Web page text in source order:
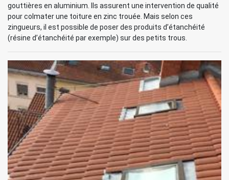
gouttières en aluminium. Ils assurent une intervention de qualité
pour colmater une toiture en zinc trouée. Mais selon ces
zingueurs, il est possible de poser des produits d’étanchéité
(résine d’étanchéité par exemple) sur des petits trous.